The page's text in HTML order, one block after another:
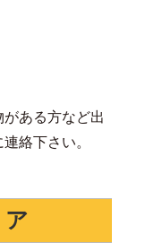
ある方など出
絡下さい。